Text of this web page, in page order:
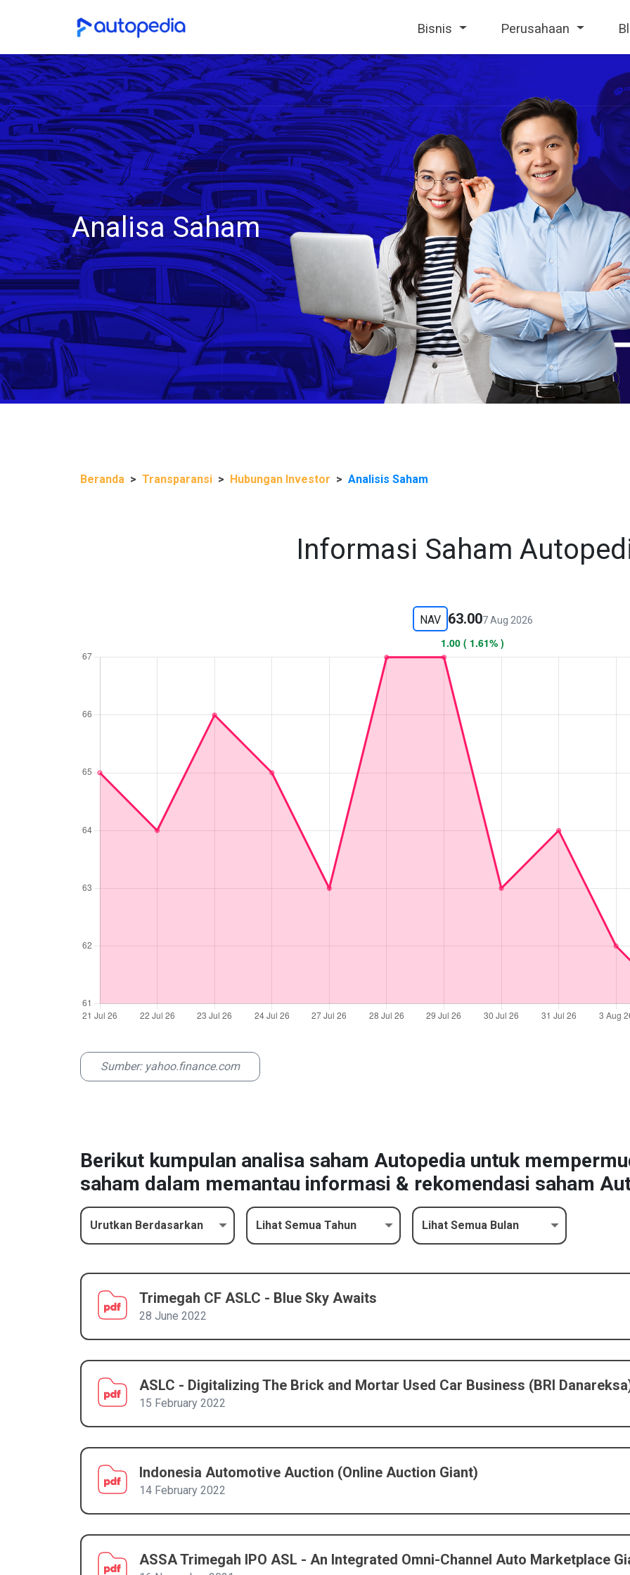
Bisnis Perusahaan
Analisa Saham
Beranda Transparansi Hubungan Investor Analisis Saham
Informasi Saham
NAV 63.007 Aug 2026
Sumber: yahoo.finance.com
Berikut kumpulan analisa saham Autopedia untuk
saham dalam memantau informasi & rekomendasi saham
Trimegah CF ASLC - Blue Sky Awaits
28 June 2022
ASLC - Digitalizing The Brick and Mortar Used Car Business (BRI
15 February 2022
Indonesia Automotive Auction (Online Auction Giant)
14 February 2022
ASSA Trimegah IPO ASL - An Integrated Omni-Channel Auto Marketplace